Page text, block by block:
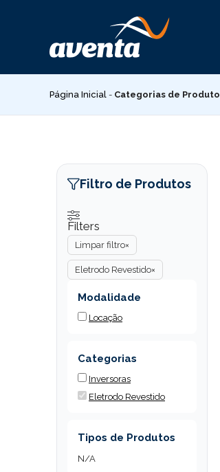
conteúdo
Página Inicial - Categorias de Produto
Filtro de Produtos
Filters
Limpar filtro×
Eletrodo Revestido×
Modalidade
Locação
Categorias
Inversoras
Eletrodo Revestido
Tipos de Produtos
N/A